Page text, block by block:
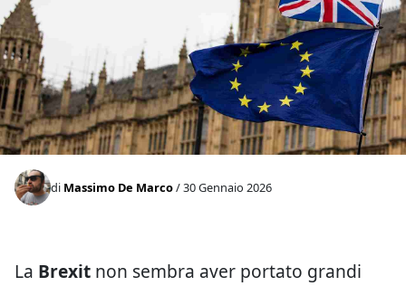
di Massimo De Marco/ 30 Gennaio 2026
La Brexit non sembra aver portato grandi